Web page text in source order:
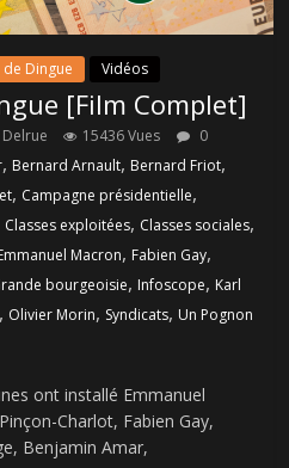
Dingue Vidéos
[Film Complet]
15436 Vues
0
, Bernard Arnault, Bernard Friot,
, Campagne présidentielle,
Classes exploitées, Classes sociales,
Macron, Fabien Gay,
bourgeoisie, Infoscope, Karl
, Olivier Morin, Syndicats, Un Pognon
ont installé Emmanuel
Charlot, Fabien Gay,
Benjamin Amar,